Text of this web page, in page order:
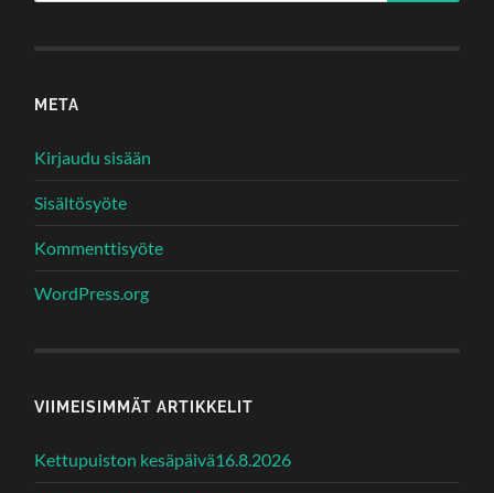
META
Kirjaudu sisään
Sisältösyöte
Kommenttisyöte
WordPress.org
VIIMEISIMMÄT ARTIKKELIT
Kettupuiston kesäpäivä16.8.2026